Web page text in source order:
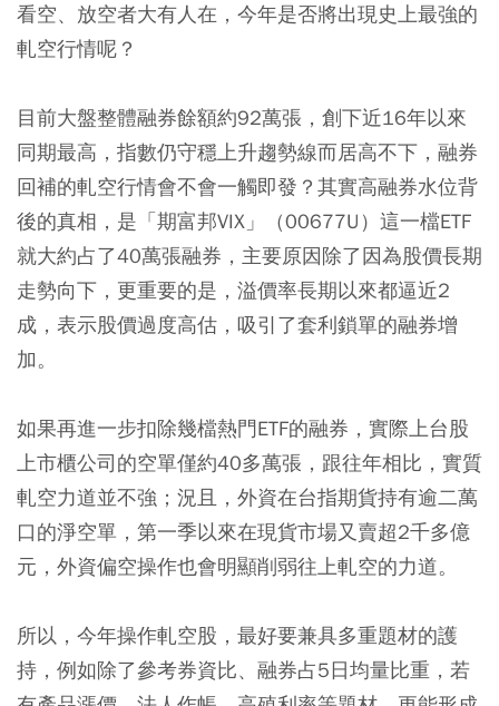
看空、放空者大有人在，今年是否將出現史上最強的
軋空行情呢？
目前大盤整體融券餘額約92萬張，創下近16年以來
同期最高，指數仍守穩上升趨勢線而居高不下，融券
回補的軋空行情會不會一觸即發？其實高融券水位背
後的真相，是「期富邦VIX」（00677U）這一檔ETF
就大約占了40萬張融券，主要原因除了因為股價長期
走勢向下，更重要的是，溢價率長期以來都逼近2
成，表示股價過度高估，吸引了套利鎖單的融券增
加。
如果再進一步扣除幾檔熱門ETF的融券，實際上台股
上市櫃公司的空單僅約40多萬張，跟往年相比，實質
軋空力道並不強；況且，外資在台指期貨持有逾二萬
口的淨空單，第一季以來在現貨市場又賣超2千多億
元，外資偏空操作也會明顯削弱往上軋空的力道。
所以，今年操作軋空股，最好要兼具多重題材的護
持，例如除了參考券資比、融券占5日均量比重，若